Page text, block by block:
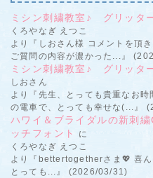
ミシン刺繍教室♪ グリッタ
くろやなぎ えつこ
より『しおさん様 コメントを頂
ご質問の内容が濃かった...』
ミシン刺繍教室♪ グリッタ
しおさん
より『先生、とっても貴重なお
の電車で、とっても幸せな(...』
ハワイ＆ブライダルの新刺
ッチフォント
に
くろやなぎ えつこ
より『bettertogetherさま💖 喜ん
とっても...』 (2026/03/31)